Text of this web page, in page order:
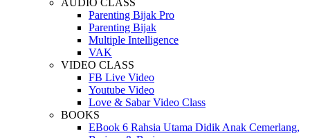
AUDIO CLASS
Parenting Bijak Pro
Parenting Bijak
Multiple Intelligence
VAK
VIDEO CLASS
FB Live Video
Youtube Video
Love & Sabar Video Class
BOOKS
EBook 6 Rahsia Utama Didik Anak Cemerlang,